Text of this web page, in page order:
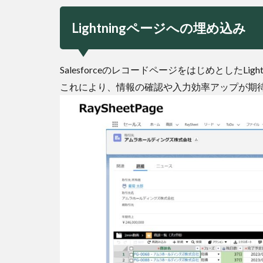
Lightningページへの埋め込み
Salesforceのレコードページをはじめとした
これにより、情報の確認や入力効率アップが期